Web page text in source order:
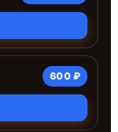
600 ₽